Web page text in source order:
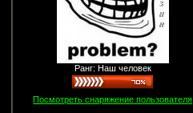
Ранг: Наш человек
Посмотреть снаряжение пользователя